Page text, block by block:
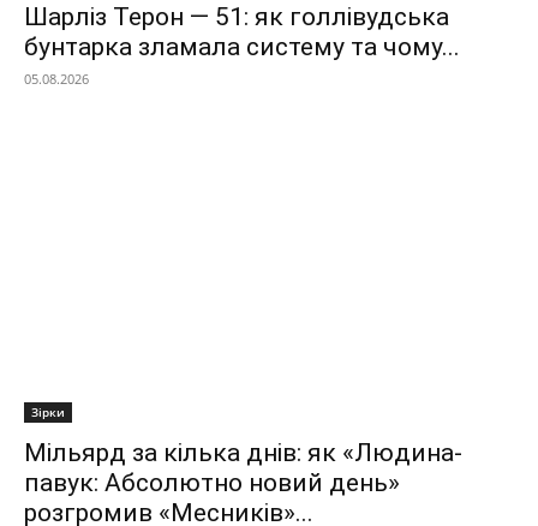
Шарліз Терон — 51: як голлівудська
бунтарка зламала систему та чому...
05.08.2026
Зірки
Мільярд за кілька днів: як «Людина-
павук: Абсолютно новий день»
розгромив «Месників»...